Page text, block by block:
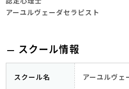
アーユルヴェーダセラピスト
スクール情報
スクール名 アーユルヴ